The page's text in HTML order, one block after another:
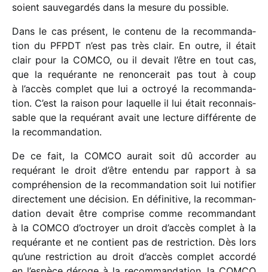
soient sauve­gar­dés dans la mesure du possible.
Dans le cas présent, le contenu de la recom­man­da­
tion du PFPDT n’est pas très clair. En outre, il était
clair pour la COMCO, ou il devait l’être en tout cas,
que la requé­rante ne renon­ce­rait pas tout à coup
à l’accès complet que lui a octroyé la recom­man­da­
tion. C’est la raison pour laquelle il lui était recon­nais­
sable que la requé­rant avait une lecture diffé­rente de
la recommandation.
De ce fait, la COMCO aurait soit dû accor­der au
requé­rant le droit d’être entendu par rapport à sa
compré­hen­sion de la recom­man­da­tion soit lui noti­fier
direc­te­ment une déci­sion. En défi­ni­tive, la recom­man­
da­tion devait être comprise comme recom­man­dant
à la COMCO d’octroyer un droit d’accès complet à la
requé­rante et ne contient pas de restric­tion. Dès lors
qu’une restric­tion au droit d’accès complet accordé